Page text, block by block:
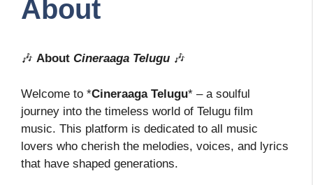
About
🎶 About Cineraaga Telugu 🎶
Welcome to *Cineraaga Telugu* – a soulful
journey into the timeless world of Telugu film
music. This platform is dedicated to all music
lovers who cherish the melodies, voices, and lyrics
that have shaped generations.